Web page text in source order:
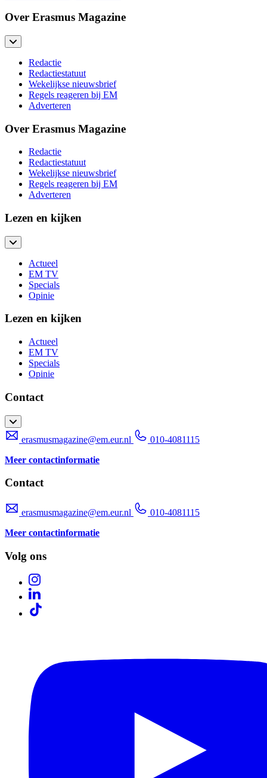
Over Erasmus Magazine
Redactie
Redactiestatuut
Wekelijkse nieuwsbrief
Regels reageren bij EM
Adverteren
Over Erasmus Magazine
Redactie
Redactiestatuut
Wekelijkse nieuwsbrief
Regels reageren bij EM
Adverteren
Lezen en kijken
Actueel
EM TV
Specials
Opinie
Lezen en kijken
Actueel
EM TV
Specials
Opinie
Contact
erasmusmagazine@em.eur.nl
010-4081115
Meer contactinformatie
Contact
erasmusmagazine@em.eur.nl
010-4081115
Meer contactinformatie
Volg ons